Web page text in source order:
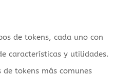
de tokens, cada uno con
características y utilidades.
tokens más comunes